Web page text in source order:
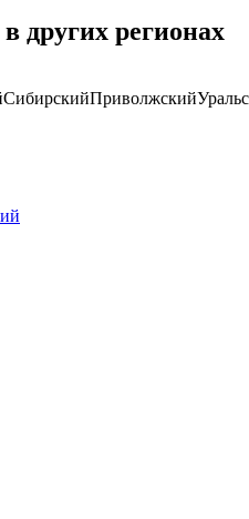
других регионах
СибирскийПриволжский